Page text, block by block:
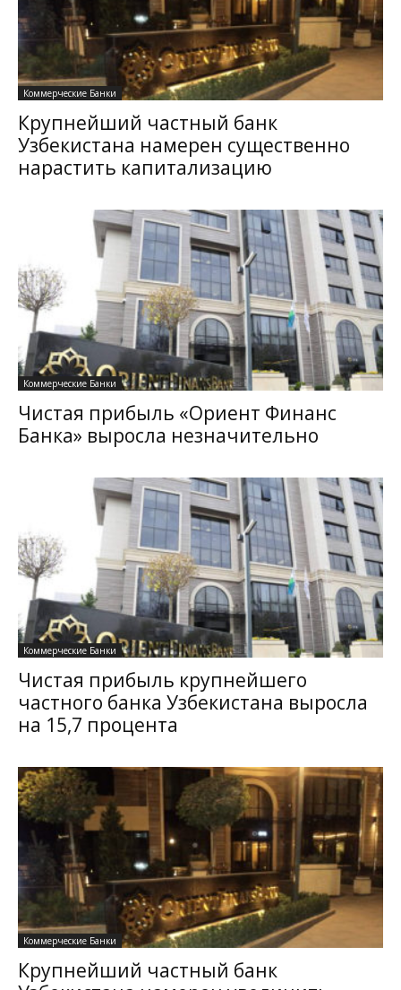
Коммерческие Банки
Крупнейший частный банк
Узбекистана намерен существенно
нарастить капитализацию
Коммерческие Банки
Чистая прибыль «Ориент Финанс
Банка» выросла незначительно
Коммерческие Банки
Чистая прибыль крупнейшего
частного банка Узбекистана выросла
на 15,7 процента
Коммерческие Банки
Крупнейший частный банк